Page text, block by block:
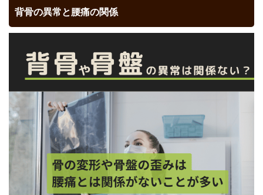
背骨の異常と腰痛の関係